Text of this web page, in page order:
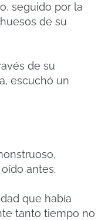
seguido por la
de su
de su
escuchó un
antes.
que había
tanto tiempo no